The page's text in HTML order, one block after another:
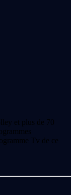
et plus de 70
Tv de ce